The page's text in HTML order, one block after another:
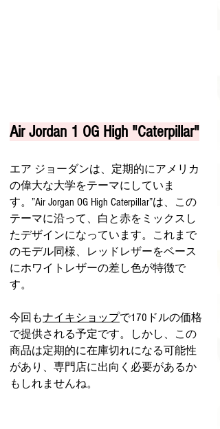
Air Jordan 1 OG High "Caterpillar"
エア ジョーダンは、定期的にアメリカ
の偉大な大学をテーマにしていま
す。”Air Jorgan OG High Caterpillar”は、この
テーマに沿って、白と赤をミックスし
たデザインになっています。これまで
のモデル同様、レッドレザーをベース
にホワイトレザーの差し色が特徴で
す。
今回もナイキショップで170ドルの価格
で提供される予定です。しかし、この
商品は定期的に在庫切れになる可能性
があり、専門店に出向く必要があるか
もしれませんね。